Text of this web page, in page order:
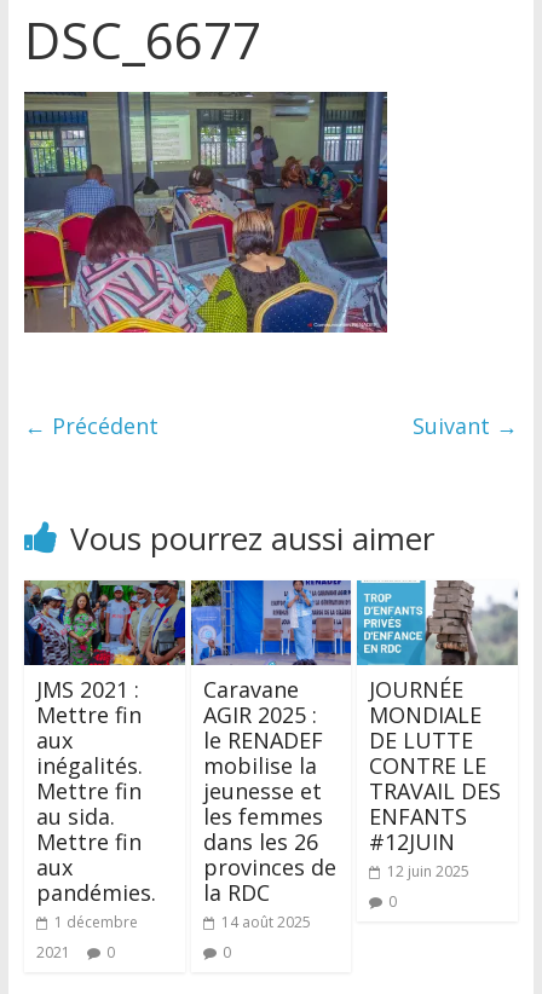
DSC_6677
← Précédent Suivant →
Vous pourrez aussi aimer
JMS 2021 :
Mettre fin
aux
inégalités.
Mettre fin
au sida.
Mettre fin
aux
pandémies.
1 décembre
2021
0
Caravane
AGIR 2025 :
le RENADEF
mobilise la
jeunesse et
les femmes
dans les 26
provinces de
la RDC
14 août 2025
0
JOURNÉE
MONDIALE
DE LUTTE
CONTRE LE
TRAVAIL DES
ENFANTS
#12JUIN
12 juin 2025
0